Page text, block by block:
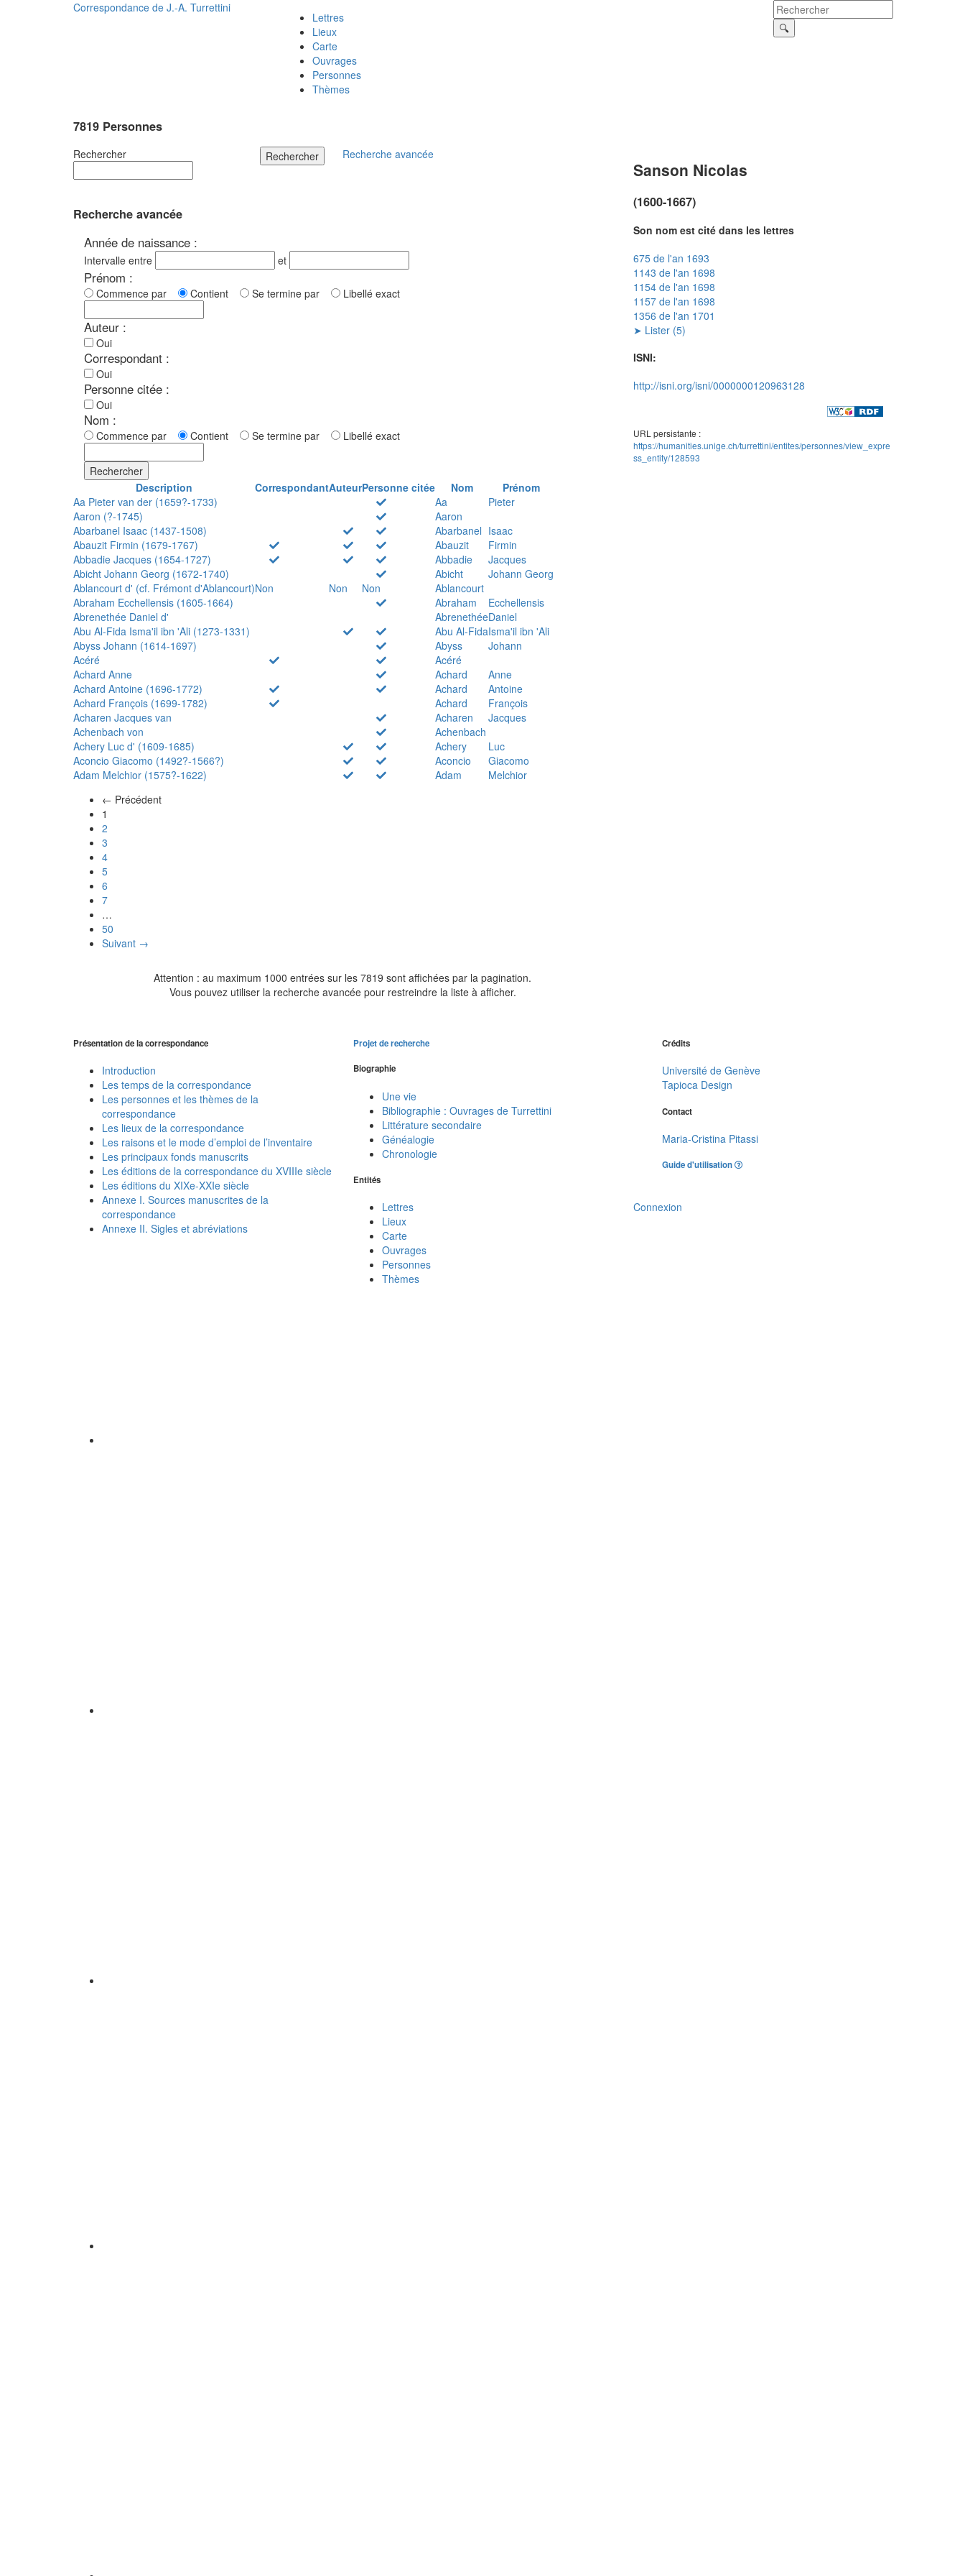
Correspondance de J.-A. Turrettini
Lettres
Lieux
Carte
Ouvrages
Personnes
Thèmes
7819 Personnes
Rechercher Rechercher Recherche avancée
Recherche avancée
Année de naissance :
Intervalle entre et
Prénom :
Commence par Contient Se termine par Libellé exact
Auteur :
Oui
Correspondant :
Oui
Personne citée :
Oui
Nom :
Commence par Contient Se termine par Libellé exact
Rechercher
Description
CorrespondantAuteurPersonne citée Nom
Prénom
Aa Pieter van der (1659?-1733)
Aa
Pieter
Aaron (?-1745)
Aaron
Abarbanel Isaac (1437-1508)
Abarbanel Isaac
Abauzit Firmin (1679-1767)
Abauzit
Firmin
Abbadie Jacques (1654-1727)
Abbadie
Jacques
Abicht Johann Georg (1672-1740)
Abicht
Johann Georg
Ablancourt d' (cf. Frémont d'Ablancourt)Non Non Non
Ablancourt
Abraham Ecchellensis (1605-1664)
Abraham
Ecchellensis
Abrenethée Daniel d'
AbrenethéeDaniel
Abu Al-Fida Isma'il ibn 'Ali (1273-1331)
Abu Al-FidaIsma'il ibn 'Ali
Abyss Johann (1614-1697)
Abyss
Johann
Acéré
Acéré
Achard Anne
Achard
Anne
Achard Antoine (1696-1772)
Achard
Antoine
Achard François (1699-1782)
Achard
François
Acharen Jacques van
Acharen
Jacques
Achenbach von
Achenbach
Achery Luc d' (1609-1685)
Achery
Luc
Aconcio Giacomo (1492?-1566?)
Aconcio
Giacomo
Adam Melchior (1575?-1622)
Adam
Melchior
← Précédent
1
2
3
4
5
6
7
…
50
Suivant →
Attention : au maximum 1000 entrées sur les 7819 sont affichées par la pagination.
Vous pouvez utiliser la recherche avancée pour restreindre la liste à afficher.
Sanson Nicolas
(1600-1667)
Son nom est cité dans les lettres
675 de l'an 1693
1143 de l'an 1698
1154 de l'an 1698
1157 de l'an 1698
1356 de l'an 1701
➤ Lister (5)
ISNI:
http://isni.org/isni/0000000120963128
URL persistante :
https://humanities.unige.ch/turrettini/entites/personnes/view_expre
ss_entity/128593
Présentation de la correspondance
Introduction
Les temps de la correspondance
Les personnes et les thèmes de la
correspondance
Les lieux de la correspondance
Les raisons et le mode d’emploi de l’inventaire
Les principaux fonds manuscrits
Les éditions de la correspondance du XVIIIe siècle
Les éditions du XIXe-XXIe siècle
Annexe I. Sources manuscrites de la
correspondance
Annexe II. Sigles et abréviations
Projet de recherche
Biographie
Une vie
Bibliographie : Ouvrages de Turrettini
Littérature secondaire
Généalogie
Chronologie
Entités
Lettres
Lieux
Carte
Ouvrages
Personnes
Thèmes
Crédits
Université de Genève
Tapioca Design
Contact
Maria-Cristina Pitassi
Guide d'utilisation
Connexion